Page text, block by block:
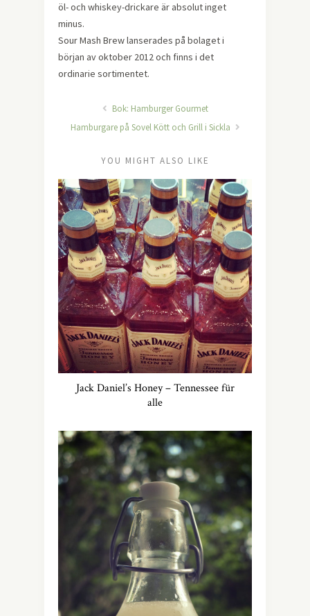
öl- och whiskey-drickare är absolut inget
minus.
Sour Mash Brew lanserades på bolaget i
början av oktober 2012 och finns i det
ordinarie sortimentet.
Bok: Hamburger Gourmet
Hamburgare på Sovel Kött och Grill i Sickla
YOU MIGHT ALSO LIKE
Jack Daniel’s Honey – Tennessee für
alle